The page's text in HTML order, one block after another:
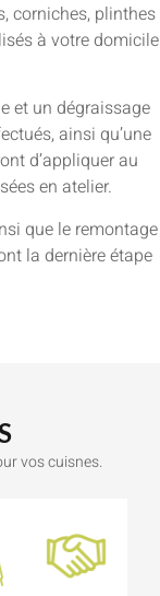
corniches, plinthes
à votre domicile
et un dégraissage
ainsi qu’une
d’appliquer au
en atelier.
que le remontage
la dernière étape
vos cuisnes.